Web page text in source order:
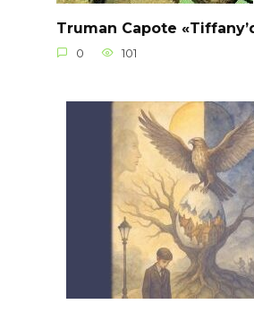
Truman Capote
0 101